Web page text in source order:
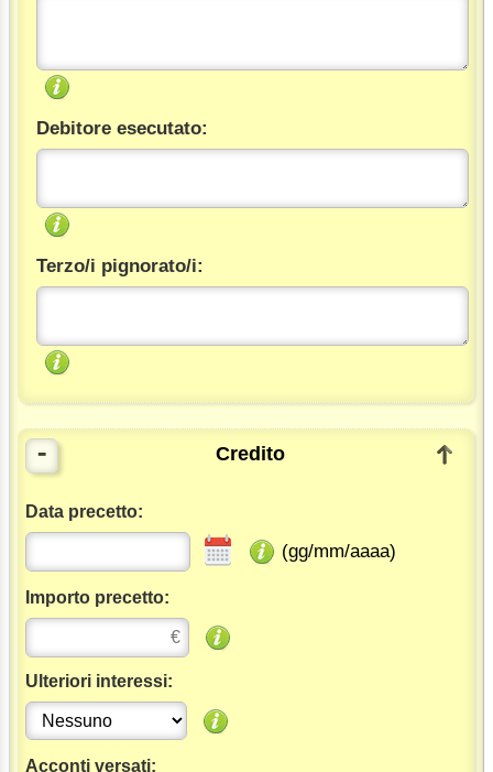
Debitore esecutato:
Terzo/i pignorato/i:
- Credito
Data precetto:
(gg/mm/aaaa)
Importo precetto:
Ulteriori interessi:
Acconti versati: